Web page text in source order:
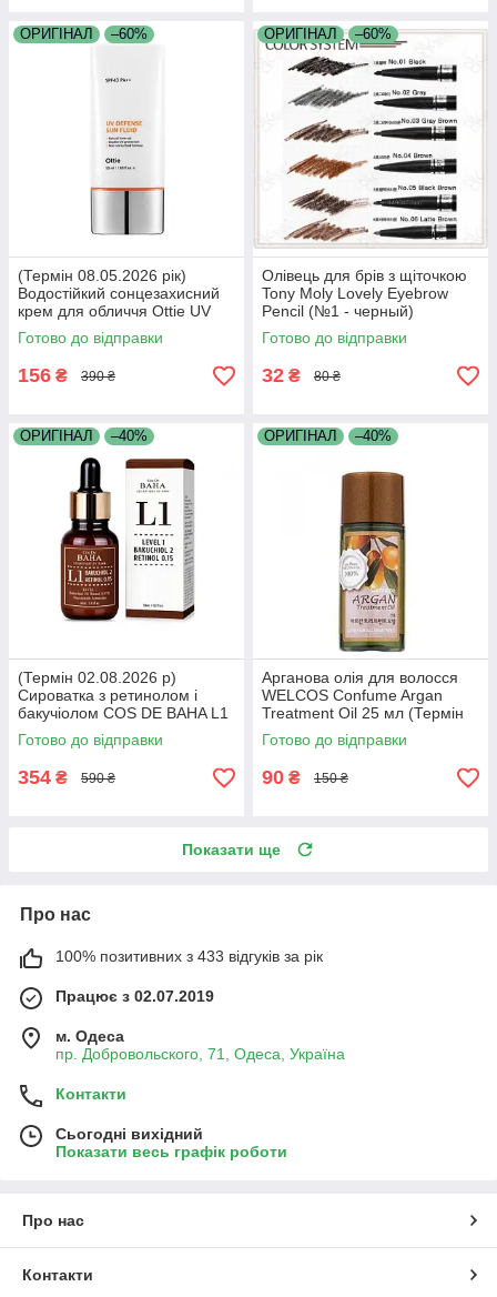
ОРИГІНАЛ –60%
(Термін 08.05.2026 рік)
Водостійкий сонцезахисний
крем для обличчя Ottie UV
Defense Sun Fluid
SPF43/PA++ 50м
Готово до відправки
156 ₴ 390 ₴
ОРИГІНАЛ –60%
Олівець для брів з щіточкою
Tony Moly Lovely Eyebrow
Pencil (№1 - черный)
Готово до відправки
32 ₴ 80 ₴
ОРИГІНАЛ –40%
(Термін 02.08.2026 р)
Сироватка з ретинолом і
бакучіолом COS DE BAHA L1
Level 1 Bakuchiol Retinol
Serum 30 мл
Готово до відправки
354 ₴ 590 ₴
ОРИГІНАЛ –40%
Арганова олія для волосся
WELCOS Confume Argan
Treatment Oil 25 мл (Термін
17.05.2026 р)
Готово до відправки
90 ₴ 150 ₴
Показати ще
Про нас
100% позитивних з 433 відгуків за рік
Працює з 02.07.2019
м. Одеса
пр. Добровольского, 71, Одеса, Україна
Контакти
Сьогодні вихідний
Показати весь графік роботи
Про нас
Контакти